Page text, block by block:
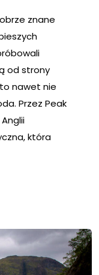
znane
od strony
nawet nie
Przez Peak
która